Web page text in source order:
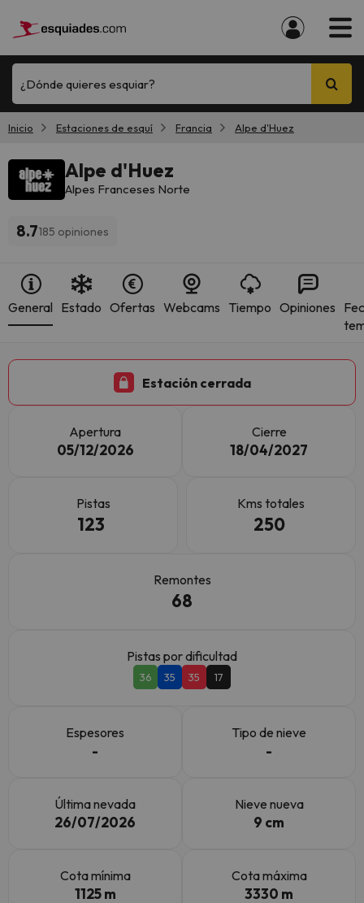
¿Dónde quieres esquiar?
Inicio Estaciones de esquí Francia Alpe d'Huez
Alpe d'Huez
Alpes Franceses Norte
8.7185 opiniones
General Estado Ofertas Webcams Tiempo Opiniones
Estación cerrada
Apertura
05/12/2026
Cierre
18/04/2027
Pistas
123
Kms totales
250
Remontes
68
Pistas por dificultad
36 35 35 17
Espesores
-
Tipo de nieve
-
Última nevada
26/07/2026
Nieve nueva
9 cm
Cota mínima
1125 m
Cota máxima
3330 m